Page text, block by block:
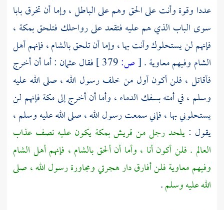
عددا وقوة وأنت على الحق وهم على الباطل ، وإما أن تخرق بابا
سوى الباب الذي هم عليه فتقعد على رواحلك فتلحقبمكة ،
فإنهم لن يستحلوك وأنت بها ، وإما أن تلحقبالشام ،فإنهمأهل
الشام وفيهممعاوية.
[ص: فقالعثمان : أما أن أخرج
فأقاتل ، فلن أكون أول من خلف رسول الله ، صلى الله عليه
وسلم ، في أمته بسفك الدماء ، وأما أن أخرج إلىمكةفإنهم لن
يستحلوني بها ، فإني سمعت رسول الله ، صلى الله عليه وسلم ،
يقول :يلحد رجل من قريشبمكة يكون عليه نصف عذاب
العالم . فلن أكون أنا ، وأما أن ألحقبالشام ، فإنهمأهل الشام
وفيهممعاويةفلن أفارق دار هجرتي ومجاورة رسول الله ، صلى
الله عليه وسلم.